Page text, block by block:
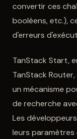
convertir ces
booléens, etc.),
d'erreurs
TanStack Start,
TanStack
un mécanisme
de recherche
Les
leurs